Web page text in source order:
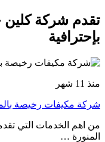
تقدم شركة كلين
بإحترافية
منذ 11 شهر
شركة مكيفات رخيصة
من اهم الخدمات التي
المنورة …